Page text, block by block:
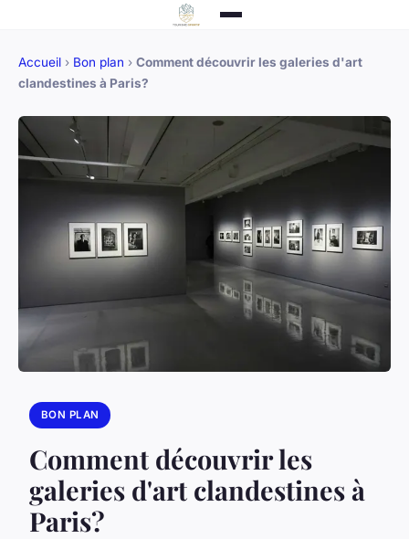
Accueil › Bon plan › Comment découvrir les galeries d'art
clandestines à Paris?
BON PLAN
Comment découvrir les
galeries d'art clandestines à
Paris?